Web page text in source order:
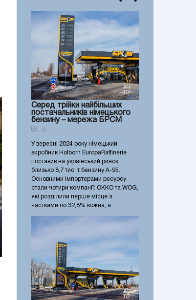
Серед трійки найбільших
постачальників німецького
бензину – мережа БРСМ
0
У вересні 2024 року німецький
виробник Holborn EuropaRaffinerie
поставив на український ринок
близько 8,7 тис. т бензину А-95.
Основними імпортерами ресурсу
стали чотири компанії: OKKO та WOG,
які розділили перше місце з
частками по 32,8% кожна, а ...